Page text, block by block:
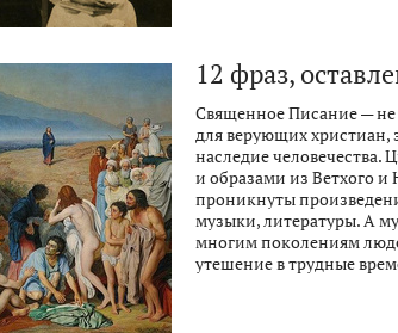
12 фраз,
Священное Писание — не
для верующих христиан,
наследие человечества.
и образами из Ветхого и
проникнуты
музыки, литературы. А
многим поколениям
утешение в трудные